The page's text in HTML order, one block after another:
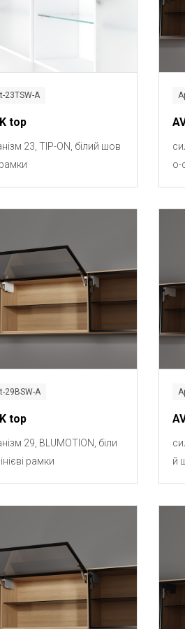
23TSW-A
top
23, TIP-ON, білий шов
о-
29BSW-A
top
29, BLUMOTION, біли
рамки
й